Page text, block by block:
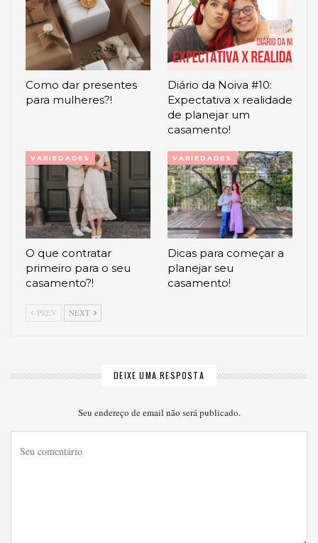
Como dar presentes
para mulheres?!
Diário da Noiva #10:
Expectativa x realidade
de planejar um
casamento!
VARIEDADES
O que contratar
primeiro para o seu
casamento?!
VARIEDADES
Dicas para começar a
planejar seu
casamento!
PREV NEXT
DEIXE UMA RESPOSTA
Seu endereço de email não será publicado.